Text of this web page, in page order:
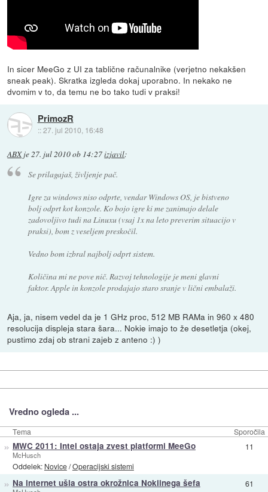
In sicer MeeGo z UI za tablične računalnike (verjetno nekakšen
sneak peak). Skratka izgleda dokaj uporabno. In nekako ne
dvomim v to, da temu ne bo tako tudi v praksi!
PrimozR
::27. jul 2010, 16:48
ABXje27. jul 2010 ob 14:27izjavil:
Se prilagajaš, življenje pač.
Igre za windows niso odprte, vendar Windows OS, je bistveno
bolj odprt kot konzole. Ko bojo igre ki me zanimajo delale
zadovoljivo tudi na Linuxu (vsaj 1x na leto preverim situacijo v
praksi), bom z veseljem preskočil.
Vedno bom izbral najbolj odprt sistem.
Količina mi ne pove nič. Razvoj tehnologije je meni glavni
faktor. Apple in konzole prodajajo staro sranje v lični embalaži.
Aja, ja, nisem vedel da je 1 GHz proc, 512 MB RAMa in 960 x 480
resolucija displeja stara šara... Nokie imajo to že desetletja (okej,
pustimo zdaj ob strani zajeb z anteno :) )
Vredno ogleda ...
Tema Sporočila
» MWC 2011: Intel ostaja zvest platformi MeeGo
McHusch
Oddelek: Novice/Operacijski sistemi
11
» Na internet ušla ostra okrožnica Nokiinega šefa 61